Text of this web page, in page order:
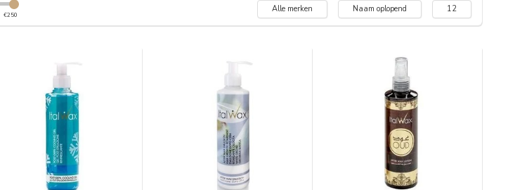
€250
Alle merken Naam oplopend 12